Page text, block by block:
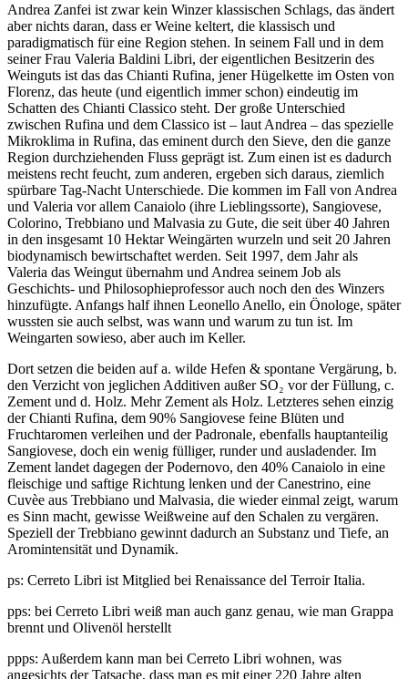
Andrea Zanfei ist zwar kein Winzer klassischen Schlags, das ändert
aber nichts daran, dass er Weine keltert, die klassisch und
paradigmatisch für eine Region stehen. In seinem Fall und in dem
seiner Frau Valeria Baldini Libri, der eigentlichen Besitzerin des
Weinguts ist das das Chianti Rufina, jener Hügelkette im Osten von
Florenz, das heute (und eigentlich immer schon) eindeutig im
Schatten des Chianti Classico steht. Der große Unterschied
zwischen Rufina und dem Classico ist – laut Andrea – das spezielle
Mikroklima in Rufina, das eminent durch den Sieve, den die ganze
Region durchziehenden Fluss geprägt ist. Zum einen ist es dadurch
meistens recht feucht, zum anderen, ergeben sich daraus, ziemlich
spürbare Tag-Nacht Unterschiede. Die kommen im Fall von Andrea
und Valeria vor allem Canaiolo (ihre Lieblingssorte), Sangiovese,
Colorino, Trebbiano und Malvasia zu Gute, die seit über 40 Jahren
in den insgesamt 10 Hektar Weingärten wurzeln und seit 20 Jahren
biodynamisch bewirtschaftet werden. Seit 1997, dem Jahr als
Valeria das Weingut übernahm und Andrea seinem Job als
Geschichts- und Philosophieprofessor auch noch den des Winzers
hinzufügte. Anfangs half ihnen Leonello Anello, ein Önologe, später
wussten sie auch selbst, was wann und warum zu tun ist. Im
Weingarten sowieso, aber auch im Keller.
Dort setzen die beiden auf a. wilde Hefen & spontane Vergärung, b.
den Verzicht von jeglichen Additiven außer SO₂ vor der Füllung, c.
Zement und d. Holz. Mehr Zement als Holz. Letzteres sehen einzig
der Chianti Rufina, dem 90% Sangiovese feine Blüten und
Fruchtaromen verleihen und der Padronale, ebenfalls hauptanteilig
Sangiovese, doch ein wenig fülliger, runder und ausladender. Im
Zement landet dagegen der Podernovo, den 40% Canaiolo in eine
fleischige und saftige Richtung lenken und der Canestrino, eine
Cuvèe aus Trebbiano und Malvasia, die wieder einmal zeigt, warum
es Sinn macht, gewisse Weißweine auf den Schalen zu vergären.
Speziell der Trebbiano gewinnt dadurch an Substanz und Tiefe, an
Aromintensität und Dynamik.
ps: Cerreto Libri ist Mitglied bei Renaissance del Terroir Italia.
pps: bei Cerreto Libri weiß man auch ganz genau, wie man Grappa
brennt und Olivenöl herstellt
ppps: Außerdem kann man bei Cerreto Libri wohnen, was
angesichts der Tatsache, dass man es mit einer 220 Jahre alten